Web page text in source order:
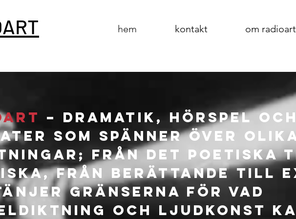
hem kontakt om radioart
– dramatik, hörspel
som spänner över
från det poetiska
från berättande till
gränserna för vad
och ljudkonst